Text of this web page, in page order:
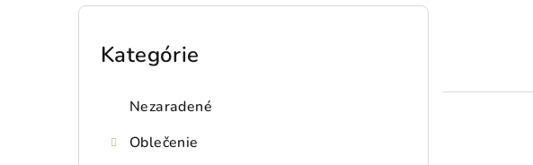
B
Preskočiť
Kategórie
Nezaradené
Oblečenie